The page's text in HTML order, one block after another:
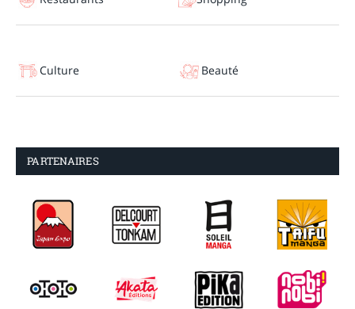
Culture Beauté
PARTENAIRES